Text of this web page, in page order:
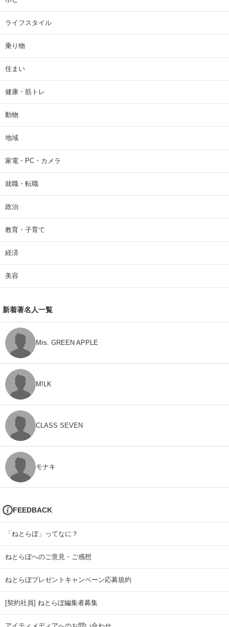
ライフスタイル
乗り物
住まい
健康・筋トレ
動物
地域
家電・PC・カメラ
就職・転職
政治
教育・子育て
経済
美容
新着著名人一覧
Mrs. GREEN APPLE
M!LK
CLASS SEVEN
モナキ
FEEDBACK
「ねとらぼ」ってなに？
ねとらぼへのご意見・ご感想
ねとらぼプレゼントキャンペーン応募規約
[契約社員] ねとらぼ編集者募集